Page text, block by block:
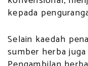
kepada
Selain kaedah
sumber herba